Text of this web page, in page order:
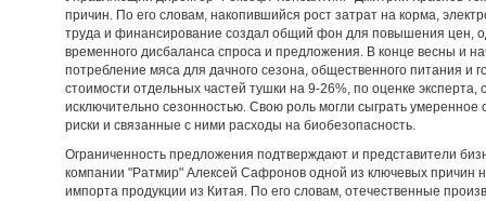
причин. По его словам, накопившийся рост затрат на корма,
труда и финансирование создал общий фон для повышения цен,
временного дисбаланса спроса и предложения. В конце весны и
потребление мяса для дачного сезона, общественного питания и
стоимости отдельных частей тушки на 9-26%, по оценке
исключительно сезонностью. Свою роль могли сыграть умеренное
риски и связанные с ними расходы на биобезопасность.
Ограниченность предложения подтверждают и представители
компании "Ратмир" Алексей Сафронов одной из ключевых причин
импорта продукции из Китая. По его словам, отечественные